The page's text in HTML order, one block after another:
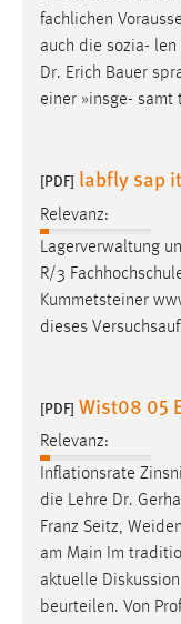
fachlichen
auch die sozia-
Dr. Erich Bauer
einer »insge- samt
[PDF] labfly sap
Relevanz:
Lagerverwaltung
R/3
Kummetsteiner
dieses
[PDF] Wist08 05
Relevanz:
Inflationsrate
die Lehre Dr.
Franz Seitz,
am Main Im
aktuelle
beurteilen. Von Prof